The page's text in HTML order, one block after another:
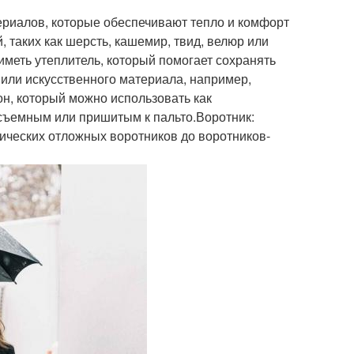
которые обеспечивают тепло и комфорт
как шерсть, кашемир, твид, велюр или
утеплитель, который помогает сохранять
искусственного материала, например,
который можно использовать как
или пришитым к пальто.Воротник:
отложных воротников до воротников-